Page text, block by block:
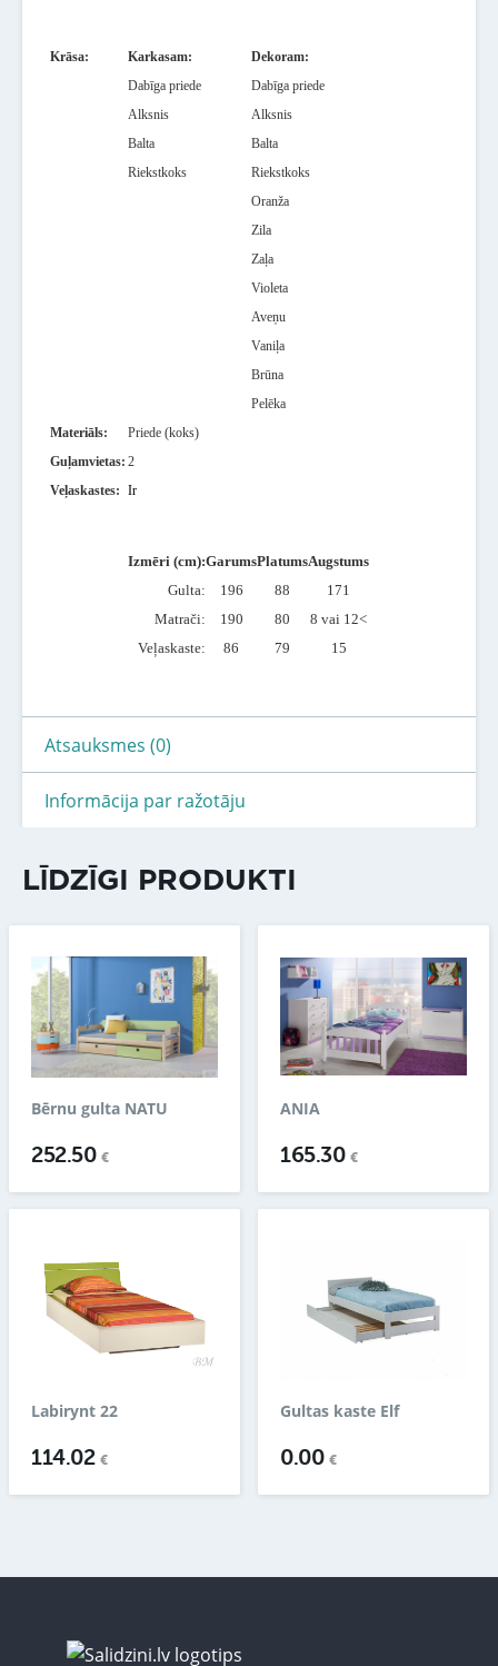
Krāsa: Karkasam:
Dekoram:
Dabīga priede
Dabīga priede
Alksnis
Alksnis
Balta
Balta
Riekstkoks
Riekstkoks
Oranža
Zila
Zaļa
Violeta
Aveņu
Vaniļa
Brūna
Pelēka
Materiāls:
Priede (koks)
Guļamvietas: 2
Veļaskastes: Ir
Izmēri (cm):GarumsPlatumsAugstums
Gulta:
196 88
171
Matrači:
190 80
8 vai 12<
Veļaskaste:
86 79 15
Atsauksmes (0)
Informācija par ražotāju
LĪDZĪGI PRODUKTI
Bērnu gulta NATU
252.50€
ANIA
165.30€
Labirynt 22
114.02€
Gultas kaste Elf
0.00 €